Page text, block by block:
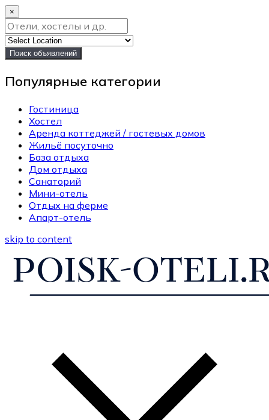
×
Поиск объявлений
Популярные категории
Гостиница
Хостел
Аренда коттеджей / гостевых домов
Жильё посуточно
База отдыха
Дом отдыха
Санаторий
Мини-отель
Отдых на ферме
Апарт-отель
skip to content